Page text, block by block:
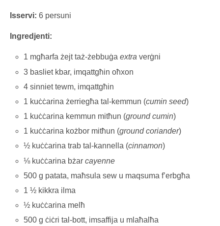
Isservi: 6 persuni
Ingredjenti:
1 mgħarfa żejt taż-żebbuġaextra verġni
3 basliet kbar, imqattgħin oħxon
4 sinniet tewm, imqattgħin
1 kuċċarina żerriegħa tal-kemmun (cumin seed)
1 kuċċarina kemmun mitħun (ground cumin)
1 kuċċarina kożbor mitħun (ground coriander)
½ kuċċarina trab tal-kannella (cinnamon)
⅛ kuċċarina bżarcayenne
500 g patata, maħsula sew u maqsuma f’erbgħa
1 ½ kikkra ilma
½ kuċċarina melħ
500 g ċiċri tal-bott, imsaffija u mlaħalħa